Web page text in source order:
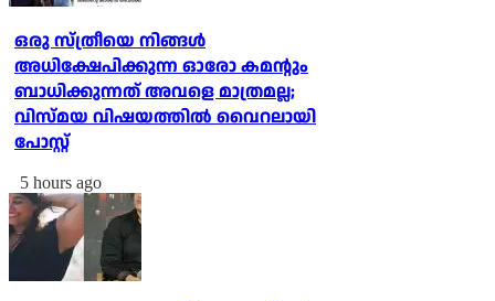
ഒരു സ്ത്രീയെ നിങ്ങള്‍
അധിക്ഷേപിക്കുന്ന ഓരോ കമന്റും
ബാധിക്കുന്നത് അവളെ മാത്രമല്ല;
വിസ്മയ വിഷയത്തില്‍ വൈറലായി
പോസ്റ്റ്
5 hours ago